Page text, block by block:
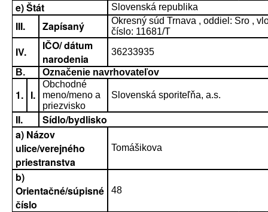
e) Štát
Slovenská republika
III. Zapísaný
Okresný súd Trnava , oddiel: Sro ,
číslo: 11681/T
IV.
IČO/ dátum
narodenia
36233935
B.
Označenie navrhovateľov
1. I.
Obchodné
meno/meno a
priezvisko
Slovenská sporiteľňa, a.s.
II.
Sídlo/bydlisko
a) Názov
ulice/verejného
priestranstva
Tomášikova
b)
Orientačné/súpisné
číslo
48